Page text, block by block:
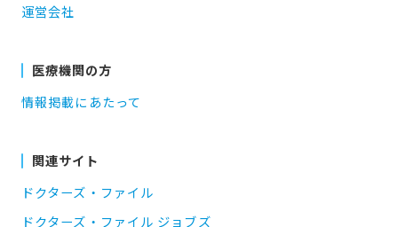
運営会社
医療機関の方
情報掲載にあたって
関連サイト
ドクターズ・ファイル
ドクターズ・ファイル ジョブズ